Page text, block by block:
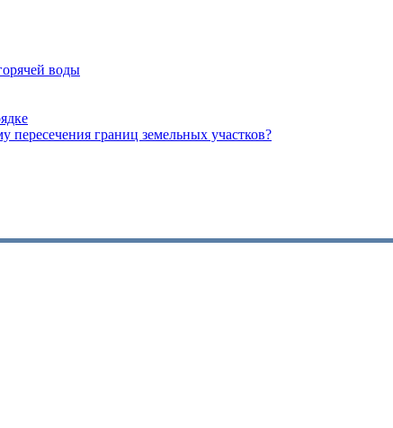
воды
пересечения границ земельных участков?